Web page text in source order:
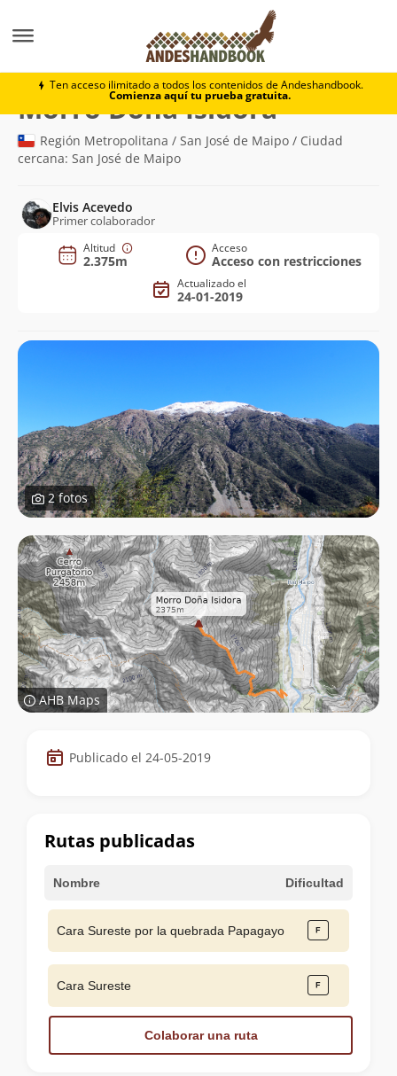
Ten acceso ilimitado a todos los contenidos de Andeshandbook.
Comienza aquí tu prueba gratuita.
Morro Doña Isidora
Morro Doña Isidora(2.375m)
Región Metropolitana / San José de Maipo / Ciudad
cercana: San José de Maipo
Elvis Acevedo
Primer colaborador
Altitud
2.375m
Acceso
Acceso con restricciones
Actualizado el
24-01-2019
2 fotos
AHB Maps
Datos
de
cumbre
Publicado el 24-05-2019
Rutas publicadas
Nombre Dificultad
Cara Sureste por la quebrada Papagayo
Cara Sureste
Colaborar una ruta